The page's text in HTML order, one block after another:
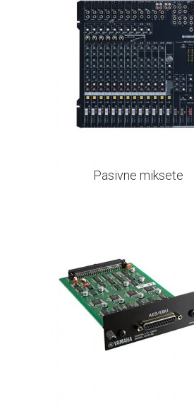
Pasivne miksete